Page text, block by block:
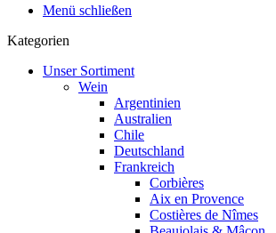
Menü schließen
Kategorien
Unser Sortiment
Wein
Argentinien
Australien
Chile
Deutschland
Frankreich
Corbières
Aix en Provence
Costières de Nîmes